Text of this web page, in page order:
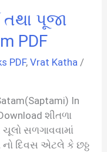
તથા પૂજા
PDF
PDF,Vrat Katha /
In
શીતળા
ચૂલો સળગાવવામાં
દિવસ એટલે કે છઠ્ઠ